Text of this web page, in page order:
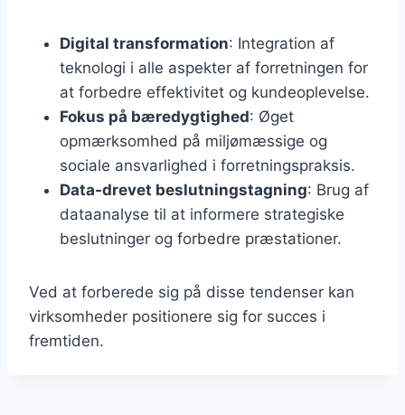
Digital transformation: Integration af
teknologi i alle aspekter af forretningen for
at forbedre effektivitet og kundeoplevelse.
Fokus på bæredygtighed: Øget
opmærksomhed på miljømæssige og
sociale ansvarlighed i forretningspraksis.
Data-drevet beslutningstagning: Brug af
dataanalyse til at informere strategiske
beslutninger og forbedre præstationer.
Ved at forberede sig på disse tendenser kan
virksomheder positionere sig for succes i
fremtiden.